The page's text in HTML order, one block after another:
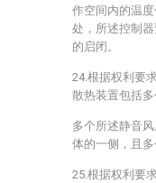
作空间内的温
处，所述控制
的启闭。
24.根据权利要
散热装置包括多
多个所述静音
体的一侧，且
25.根据权利要